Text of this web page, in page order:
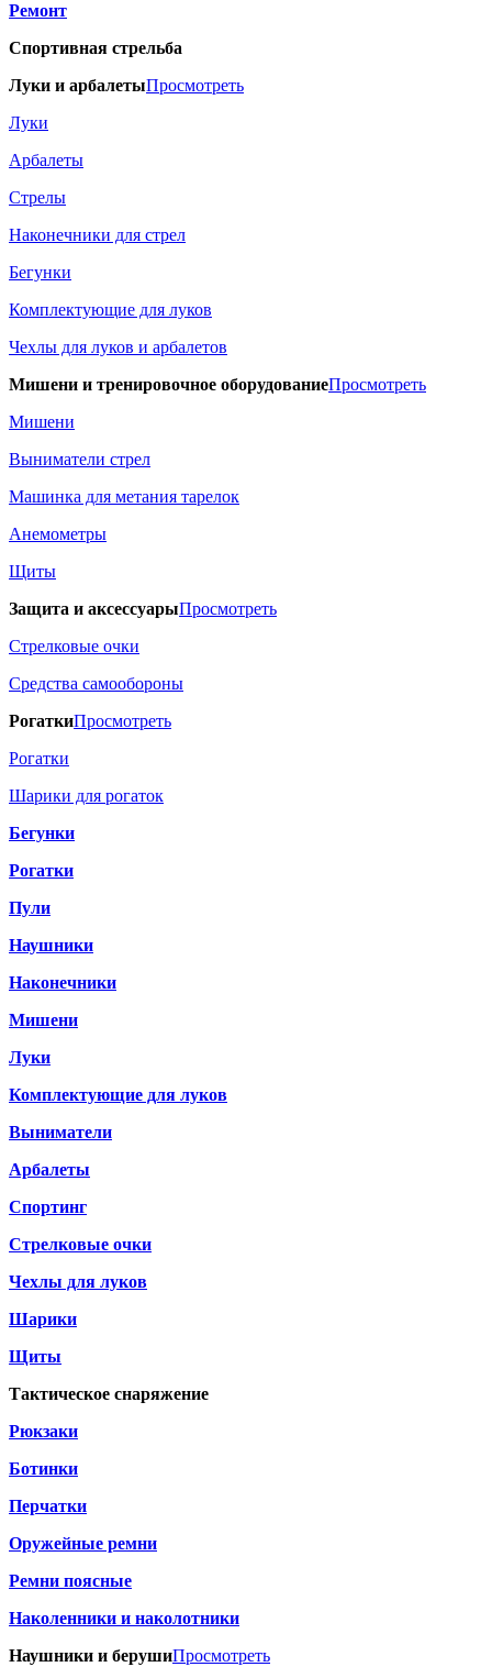
Ремонт
Спортивная стрельба
Луки и арбалетыПросмотреть
Луки
Арбалеты
Стрелы
Наконечники для стрел
Бегунки
Комплектующие для луков
Чехлы для луков и арбалетов
Мишени и тренировочное оборудованиеПросмотреть
Мишени
Выниматели стрел
Машинка для метания тарелок
Анемометры
Щиты
Защита и аксессуарыПросмотреть
Стрелковые очки
Средства самообороны
РогаткиПросмотреть
Рогатки
Шарики для рогаток
Бегунки
Рогатки
Пули
Наушники
Наконечники
Мишени
Луки
Комплектующие для луков
Выниматели
Арбалеты
Спортинг
Стрелковые очки
Чехлы для луков
Шарики
Щиты
Тактическое снаряжение
Рюкзаки
Ботинки
Перчатки
Оружейные ремни
Ремни поясные
Наколенники и наколотники
Наушники и берушиПросмотреть